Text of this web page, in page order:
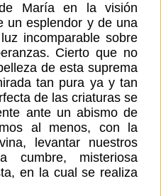
María en la visión
un esplendor y de una
incomparable sobre
Cierto que no
de esta suprema
tan pura ya y tan
de las criaturas se
ante un abismo de
al menos, con la
levantar nuestros
cumbre, misteriosa
en la cual se realiza